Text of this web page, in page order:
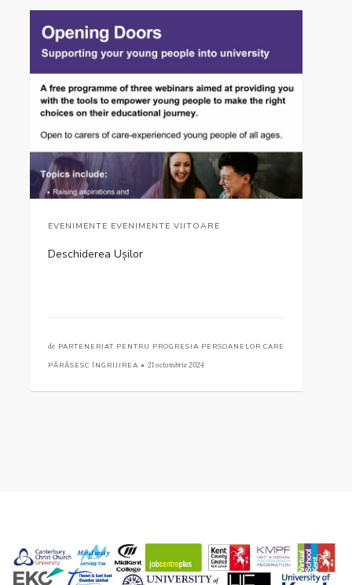
EVENIMENTE EVENIMENTE VIITOARE
Deschiderea Ușilor
de PARTENERIAT PENTRU PROGRESIA PERSOANELOR CARE
PĂRĂSESC ÎNGRIJIREA • 21 octombrie 2024